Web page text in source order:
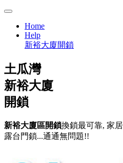
Home
Help
新裕大廈開鎖
土瓜灣
新裕大廈
開鎖
新裕大廈區開鎖換鎖最可靠, 家
露台門鎖...通通無問題!!